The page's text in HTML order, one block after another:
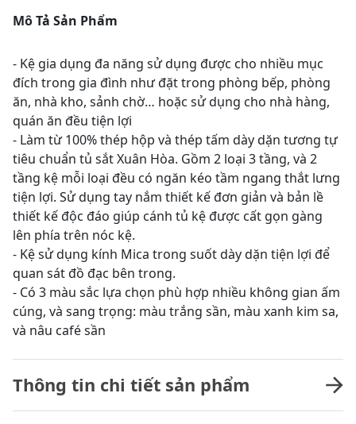
Mô Tả Sản Phẩm
- Kệ gia dụng đa năng sử dụng được cho nhiều mục
đích trong gia đình như đặt trong phòng bếp, phòng
ăn, nhà kho, sảnh chờ… hoặc sử dụng cho nhà hàng,
quán ăn đều tiện lợi
- Làm từ 100% thép hộp và thép tấm dày dặn tương tự
tiêu chuẩn tủ sắt Xuân Hòa. Gồm 2 loại 3 tầng, và 2
tầng kệ mỗi loại đều có ngăn kéo tầm ngang thắt lưng
tiện lợi. Sử dụng tay nắm thiết kế đơn giản và bản lề
thiết kế độc đáo giúp cánh tủ kệ được cất gọn gàng
lên phía trên nóc kệ.
- Kệ sử dụng kính Mica trong suốt dày dặn tiện lợi để
quan sát đồ đạc bên trong.
- Có 3 màu sắc lựa chọn phù hợp nhiều không gian ấm
cúng, và sang trọng: màu trắng sần, màu xanh kim sa,
và nâu café sần
Thông tin chi tiết sản phẩm